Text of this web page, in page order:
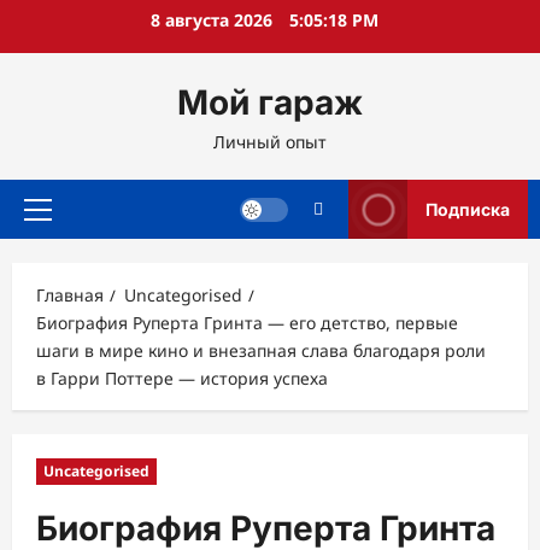
8 августа 2026 5:05:19 PM
Мой гараж
Личный опыт
Основное
Подписка
Главная
Uncategorised
Биография Руперта Гринта — его детство, первые
шаги в мире кино и внезапная слава благодаря роли
в Гарри Поттере — история успеха
Uncategorised
Биография Руперта Гринта